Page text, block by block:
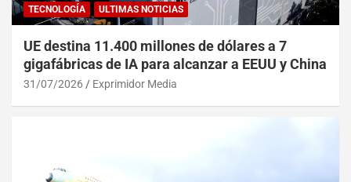
TECNOLOGÍA
ULTIMAS NOTICIAS
UE destina 11.400 millones de dólares a 7
gigafábricas de IA para alcanzar a EEUU y China
31/07/2026 Exprimidor Media